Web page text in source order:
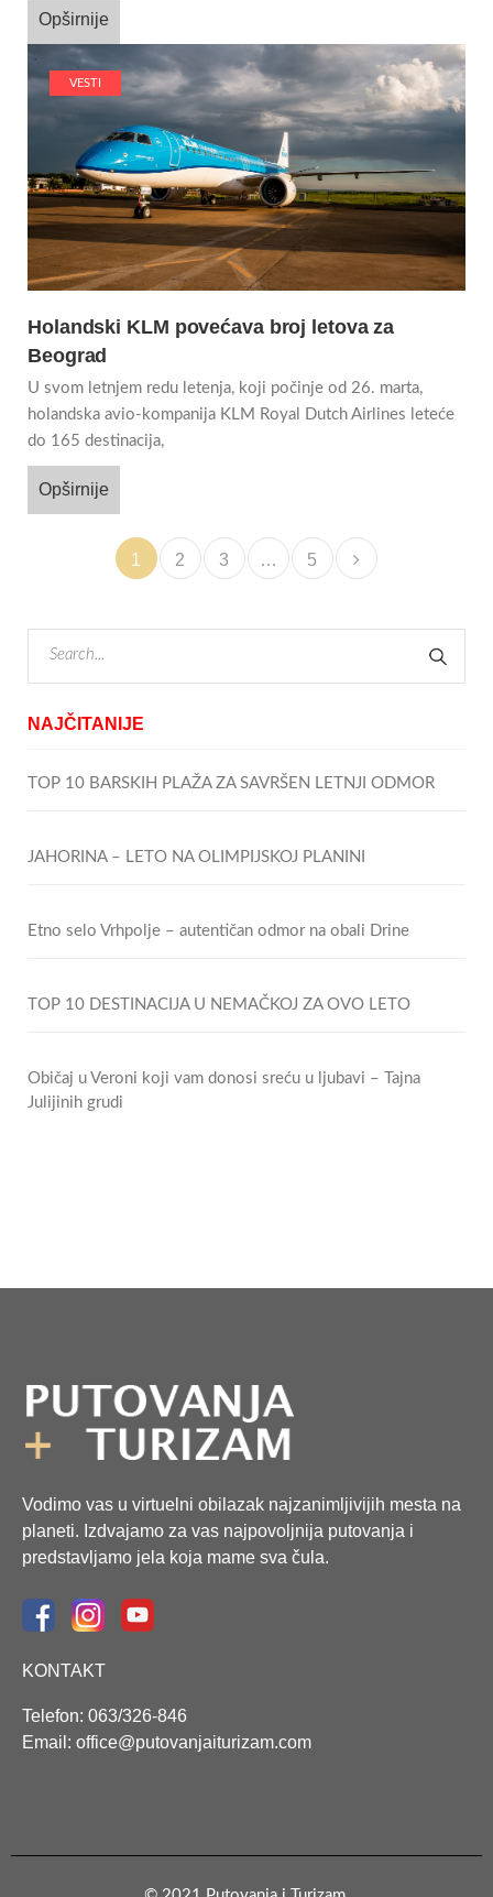
Opširnije
VESTI
Holandski KLM povećava broj letova za
Beograd
U svom letnjem redu letenja, koji počinje od 26. marta,
holandska avio-kompanija KLM Royal Dutch Airlines leteće
do 165 destinacija,
Opširnije
1 2 3 … 5
NAJČITANIJE
TOP 10 BARSKIH PLAŽA ZA SAVRŠEN LETNJI ODMOR
JAHORINA – LETO NA OLIMPIJSKOJ PLANINI
Etno selo Vrhpolje – autentičan odmor na obali Drine
TOP 10 DESTINACIJA U NEMAČKOJ ZA OVO LETO
Običaj u Veroni koji vam donosi sreću u ljubavi – Tajna
Julijinih grudi
Vodimo vas u virtuelni obilazak najzanimljivijih mesta na
planeti. Izdvajamo za vas najpovoljnija putovanja i
predstavljamo jela koja mame sva čula.
KONTAKT
Telefon: 063/326-846
Email: office@putovanjaiturizam.com